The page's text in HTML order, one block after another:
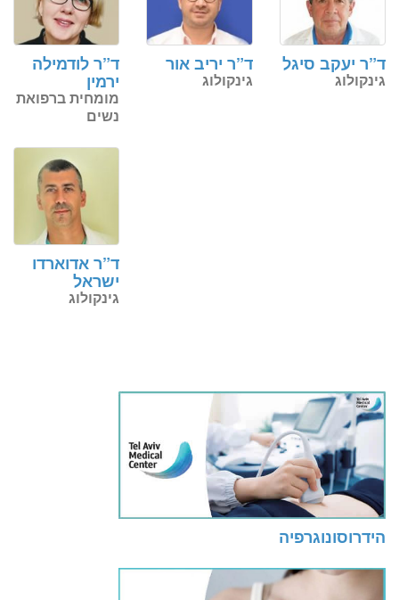
ד”ר לודמילה
ירמין
מומחית ברפואת
נשים
ד”ר יריב אור
גינקולוג
ד”ר יעקב סיגל
גינקולוג
ד”ר אדוארדו
ישראל
גינקולוג
הידרוסונוגרפיה